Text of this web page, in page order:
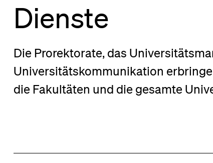
Dienste
Die Prorektorate, das
Universitätskommunikation
die Fakultäten und die gesamte
Stellensuchende